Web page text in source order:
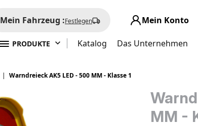
Mein Fahrzeug :Festlegen Mein Konto

PRODUKTE Katalog Das Unternehmen
Warndreieck AK5 LED - 500 MM - Klasse 1
MM -